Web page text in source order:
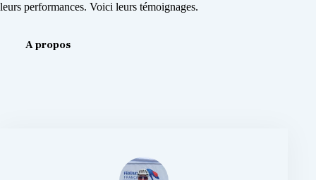
leurs performances. Voici leurs témoignages.
A propos